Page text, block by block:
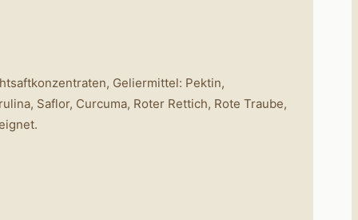
Geliermittel: Pektin,
Saflor, Curcuma, Roter Rettich, Rote Traube,